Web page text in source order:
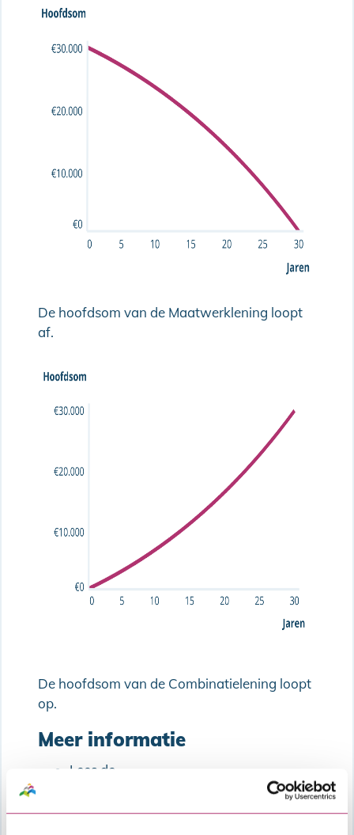
De hoofdsom van de Maatwerklening loopt
af.
De hoofdsom van de Combinatielening loopt
op.
Meer informatie
Lees de
uitgebreide productinformatie en voorwaarden van de SVn Maatwerklening
Bekijk de actuele Algemene bepalingen Hypothecair krediet (met Combinatielening)